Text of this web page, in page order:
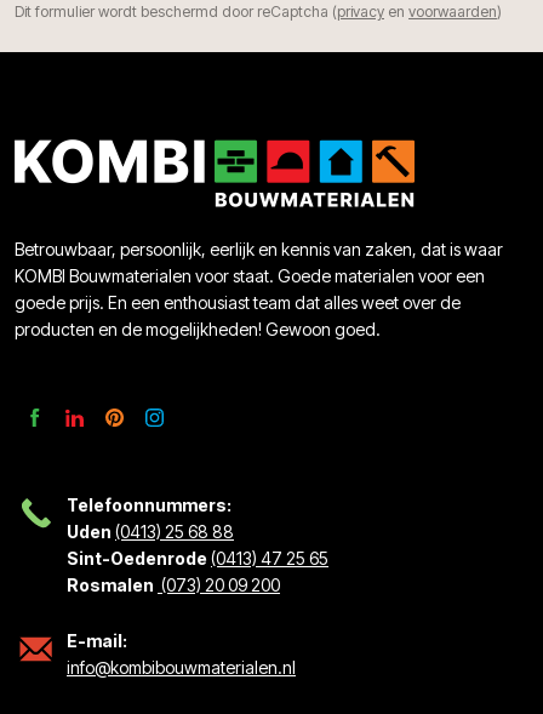
Dit formulier wordt beschermd door reCaptcha (privacy en voorwaarden)
Betrouwbaar, persoonlijk, eerlijk en kennis van zaken, dat is waar
KOMBI Bouwmaterialen voor staat. Goede materialen voor een
goede prijs. En een enthousiast team dat alles weet over de
producten en de mogelijkheden! Gewoon goed.
Telefoonnummers:
Uden (0413) 25 68 88
Sint-Oedenrode(0413) 47 25 65
Rosmalen (073) 20 09 200
E-mail:
info@kombibouwmaterialen.nl